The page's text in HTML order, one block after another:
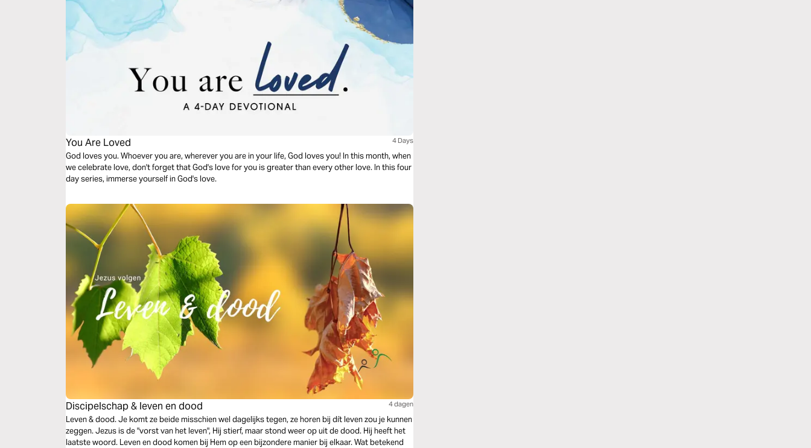
You Are Loved 4 Days
God loves you. Whoever you are, wherever you are in your life, God loves you! In this month, when
we celebrate love, don't forget that God's love for you is greater than every other love. In this four
day series, immerse yourself in God's love.
Discipelschap & leven en dood 4 dagen
Leven & dood. Je komt ze beide misschien wel dagelijks tegen, ze horen bij dít leven zou je kunnen
zeggen. Jezus is de "vorst van het leven", Hij stierf, maar stond weer op uit de dood. Hij heeft het
laatste woord. Leven en dood komen bij Hem op een bijzondere manier bij elkaar. Wat betekend